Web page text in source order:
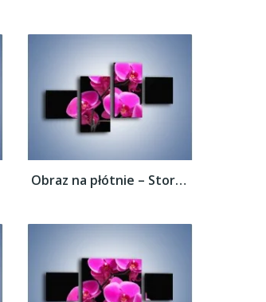
Obraz na płótnie – Storczyk nocą –...